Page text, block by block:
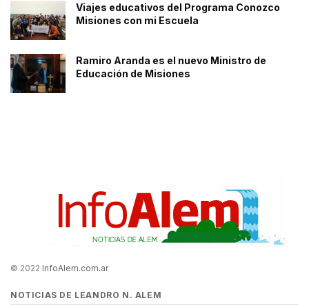
Viajes educativos del Programa Conozco
Misiones con mi Escuela
Ramiro Aranda es el nuevo Ministro de
Educación de Misiones
© 2022 InfoAlem.com.ar
NOTICIAS DE LEANDRO N. ALEM